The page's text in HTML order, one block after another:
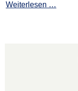
Weiterlesen …